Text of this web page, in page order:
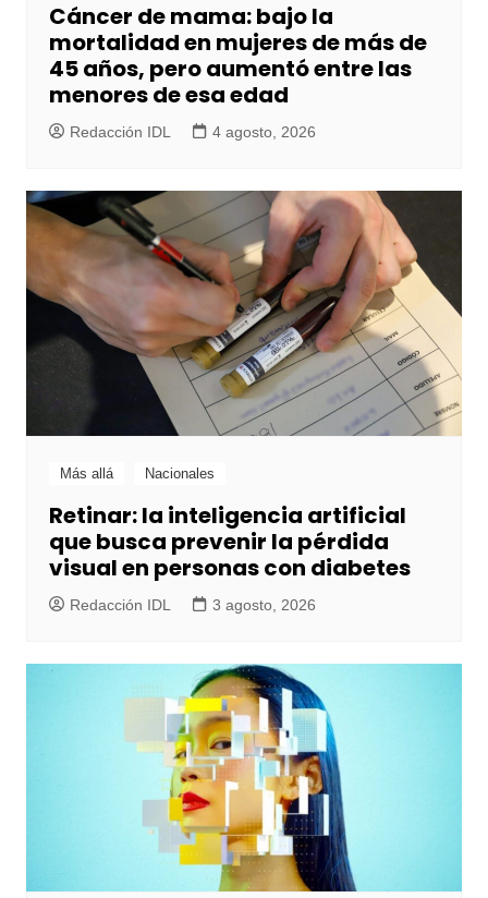
Cáncer de mama: bajo la
mortalidad en mujeres de más de
45 años, pero aumentó entre las
menores de esa edad
Redacción IDL 4 agosto, 2026
Más allá Nacionales
Retinar: la inteligencia artificial
que busca prevenir la pérdida
visual en personas con diabetes
Redacción IDL 3 agosto, 2026